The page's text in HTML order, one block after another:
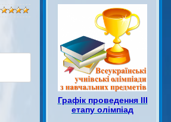
Графік проведення ІІІ
етапу олімпіад